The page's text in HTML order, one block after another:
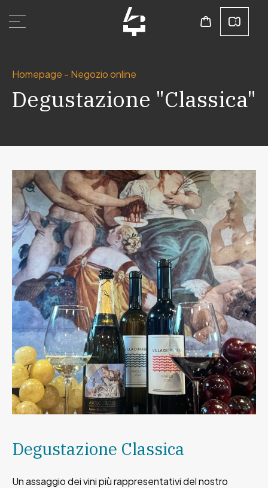
Homepage - Negozio online
Degustazione "Classica"
Degustazione Classica
Un assaggio dei vini più rappresentativi del nostro